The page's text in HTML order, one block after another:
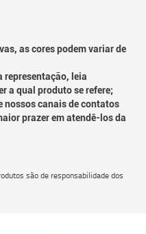
as cores podem variar de
representação, leia
a qual produto se refere;
nossos canais de contatos
prazer em atendê-los da
são de responsabilidade dos